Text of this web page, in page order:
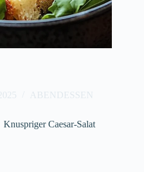
ABENDESSEN
Knuspriger Caesar-Salat